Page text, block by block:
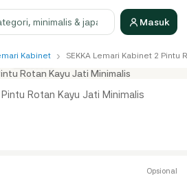
Masuk
Kabinet › SEKKA Lemari Kabinet 2 Pintu
Rotan Kayu Jati Minimalis
Opsional